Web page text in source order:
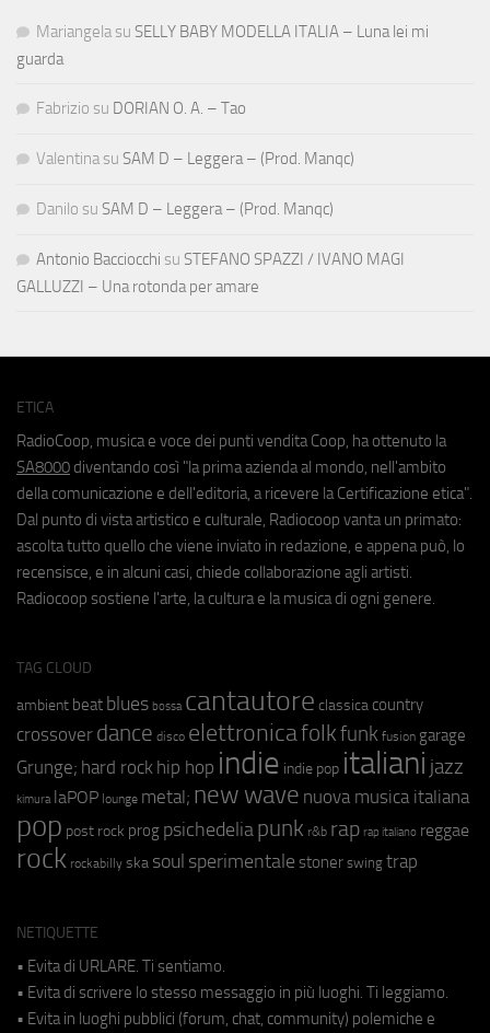
Mariangela su SELLY BABY MODELLA ITALIA – Luna lei mi
guarda
Fabrizio su DORIAN O. A. – Tao
Valentina su SAM D – Leggera – (Prod. Manqc)
Danilo su SAM D – Leggera – (Prod. Manqc)
Antonio Bacciocchi su STEFANO SPAZZI / IVANO MAGI
GALLUZZI – Una rotonda per amare
ETICA
RadioCoop, musica e voce dei punti vendita Coop, ha ottenuto la
SA8000 diventando così "la prima azienda al mondo, nell'ambito
della comunicazione e dell'editoria, a ricevere la Certificazione etica".
Dal punto di vista artistico e culturale, Radiocoop vanta un primato:
ascolta tutto quello che viene inviato in redazione, e appena può, lo
recensisce, e in alcuni casi, chiede collaborazione agli artisti.
Radiocoop sostiene l'arte, la cultura e la musica di ogni genere.
TAG CLOUD
ambient beat blues bossa cantautore classica country
crossover dance disco elettronicafolkfunk fusion garage
Grunge; hard rock hip hop indie indie pop italiani jazz
kimura laPOP lounge metal; new wave nuova musica italiana
pop post rock prog psichedeliapunk r&b rap rap italiano reggae
rock rockabilly ska soul sperimentale stoner swing trap
NETIQUETTE
• Evita di URLARE. Ti sentiamo.
• Evita di scrivere lo stesso messaggio in più luoghi. Ti leggiamo.
• Evita in luoghi pubblici (forum, chat, community) polemiche e